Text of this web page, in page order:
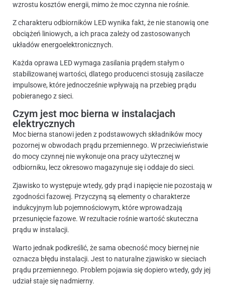
wzrostu kosztów energii, mimo że moc czynna nie rośnie.
Z charakteru odbiorników LED wynika fakt, że nie stanowią one
obciążeń liniowych, a ich praca zależy od zastosowanych
układów energoelektronicznych.
Każda oprawa LED wymaga zasilania prądem stałym o
stabilizowanej wartości, dlatego producenci stosują zasilacze
impulsowe, które jednocześnie wpływają na przebieg prądu
pobieranego z sieci.
Czym jest moc bierna w instalacjach
elektrycznych
Moc bierna stanowi jeden z podstawowych składników mocy
pozornej w obwodach prądu przemiennego. W przeciwieństwie
do mocy czynnej nie wykonuje ona pracy użytecznej w
odbiorniku, lecz okresowo magazynuje się i oddaje do sieci.
Zjawisko to występuje wtedy, gdy prąd i napięcie nie pozostają w
zgodności fazowej. Przyczyną są elementy o charakterze
indukcyjnym lub pojemnościowym, które wprowadzają
przesunięcie fazowe. W rezultacie rośnie wartość skuteczna
prądu w instalacji.
Warto jednak podkreślić, że sama obecność mocy biernej nie
oznacza błędu instalacji. Jest to naturalne zjawisko w sieciach
prądu przemiennego. Problem pojawia się dopiero wtedy, gdy jej
udział staje się nadmierny.